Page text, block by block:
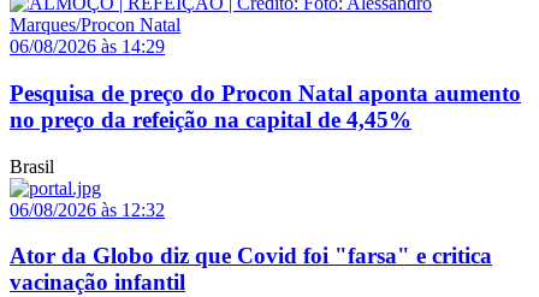
06/08/2026 às 14:29
Pesquisa de preço do Procon Natal aponta aumento
no preço da refeição na capital de 4,45%
Brasil
06/08/2026 às 12:32
Ator da Globo diz que Covid foi "farsa" e critica
vacinação infantil